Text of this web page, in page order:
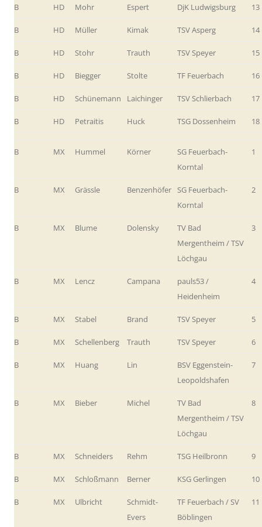
B HD Mohr Espert DjK Ludwigsburg 13
B HD Müller Kimak TSV Asperg 14
B HD Stohr Trauth TSV Speyer 15
B HD Biegger Stolte TF Feuerbach 16
B HD Schünemann Laichinger TSV Schlierbach 17
B HD Petraitis Huck TSG Dossenheim 18
B MX Hummel Körner
SG Feuerbach-
Korntal
1
B MX Grässle Benzenhöfer SG Feuerbach-
Korntal
2
B MX Blume Dolensky
TV Bad
Mergentheim / TSV
Löchgau
3
B MX Lencz Campana
pauls53 /
Heidenheim
4
B MX Stabel Brand TSV Speyer 5
B MX Schellenberg Trauth TSV Speyer 6
B MX Huang Lin
BSV Eggenstein-
Leopoldshafen
7
B MX Bieber Michel
TV Bad
Mergentheim / TSV
Löchgau
8
B MX Schneiders Rehm TSG Heilbronn 9
B MX Schloßmann Berner KSG Gerlingen 10
B MX Ulbricht
Schmidt-
Evers
TF Feuerbach / SV
Böblingen
11